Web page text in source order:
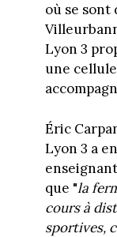
où se sont
Lyon 3
une
Éric
Lyon 3 a
que "la
cours à
sportives,